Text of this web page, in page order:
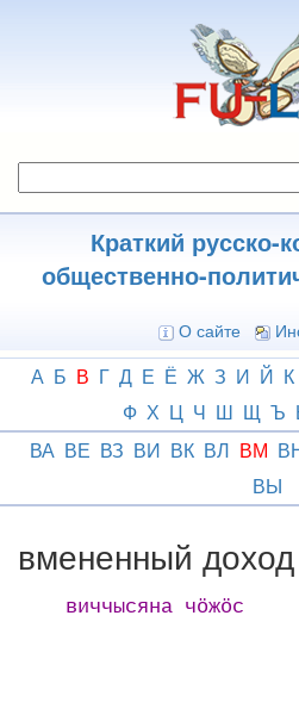
Краткий русско-
общественно-
О сайте
А Б В Г Д Е Ё Ж З И Й К
Ф Х Ц Ч Ш Щ Ъ
ВА ВЕ ВЗ ВИ ВК ВЛ ВМ
ВЫ
вмененный доход
виччысяна чӧжӧс